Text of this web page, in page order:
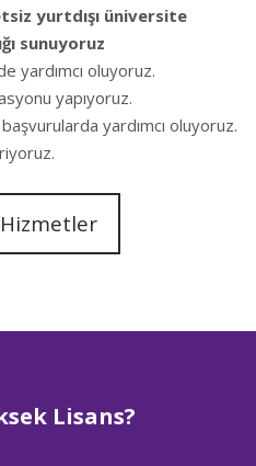
yurtdışı üniversite
sunuyoruz
yardımcı oluyoruz.
yapıyoruz.
yardımcı oluyoruz.
Lisans?